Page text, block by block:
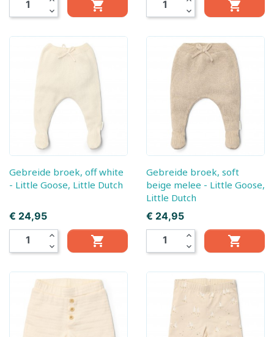
expand_more

expand_more

Gebreide broek, off white
- Little Goose, Little Dutch
Prijs
€ 24,95
expand_less
expand_more

Gebreide broek, soft
beige melee - Little Goose,
Little Dutch
Prijs
€ 24,95
expand_less
expand_more
